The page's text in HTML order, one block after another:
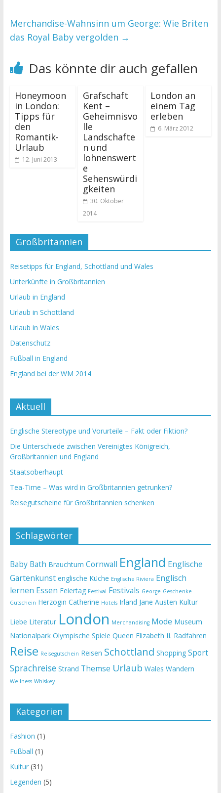
Merchandise-Wahnsinn um George: Wie Briten
das Royal Baby vergolden →
Das könnte dir auch gefallen
Honeymoon
in London:
Tipps für
den
Romantik-
Urlaub
12. Juni 2013
Grafschaft
Kent –
Geheimnisvo
lle
Landschafte
n und
lohnenswert
e
Sehenswürdi
gkeiten
30. Oktober
2014
London an
einem Tag
erleben
6. März 2012
Großbritannien
Reisetipps für England, Schottland und Wales
Unterkünfte in Großbritannien
Urlaub in England
Urlaub in Schottland
Urlaub in Wales
Datenschutz
Fußball in England
England bei der WM 2014
Aktuell
Englische Stereotype und Vorurteile – Fakt oder Fiktion?
Die Unterschiede zwischen Vereinigtes Königreich,
Großbritannien und England
Staatsoberhaupt
Tea-Time – Was wird in Großbritannien getrunken?
Reisegutscheine für Großbritannien schenken
Schlagwörter
Baby Bath Brauchtum Cornwall England Englische
Gartenkunst englische Küche Englische Riviera Englisch
lernen Essen Feiertag Festival Festivals George Geschenke
Gutschein Herzogin Catherine Hotels Irland Jane Austen Kultur
Liebe Literatur London Merchandising Mode Museum
Nationalpark Olympische Spiele Queen Elizabeth II. Radfahren
Reise Reisegutschein Reisen Schottland Shopping Sport
Sprachreise Strand Themse Urlaub Wales Wandern
Wellness Whiskey
Kategorien
Fashion (1)
Fußball (1)
Kultur(31)
Legenden (5)